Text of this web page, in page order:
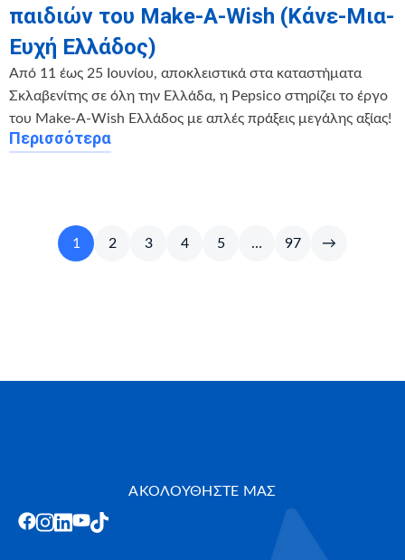
παιδιών του Make-A-Wish (Κάνε-Μια-
Ευχή Ελλάδος)
Από 11 έως 25 Ιουνίου, αποκλειστικά στα καταστήματα
Σκλαβενίτης σε όλη την Ελλάδα, η Pepsico στηρίζει το έργο
του Make-A-Wish Ελλάδος με απλές πράξεις μεγάλης αξίας!
Περισσότερα
1 2 3 4 5 … 97 →
ΑΚΟΛΟΥΘΗΣΤΕ ΜΑΣ